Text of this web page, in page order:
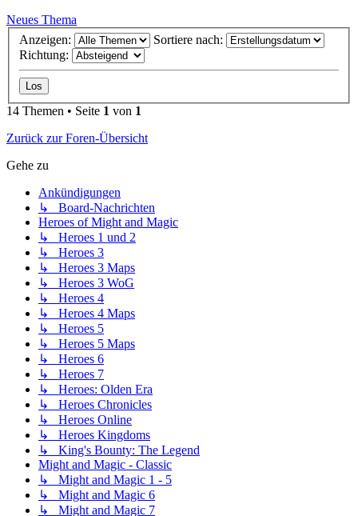
Neues Thema
Anzeigen:
Sortiere nach:
Richtung:
14 Themen • Seite 1 von 1
Zurück zur Foren-Übersicht
Gehe zu
Ankündigungen
↳ Board-Nachrichten
Heroes of Might and Magic
↳ Heroes 1 und 2
↳ Heroes 3
↳ Heroes 3 Maps
↳ Heroes 3 WoG
↳ Heroes 4
↳ Heroes 4 Maps
↳ Heroes 5
↳ Heroes 5 Maps
↳ Heroes 6
↳ Heroes 7
↳ Heroes: Olden Era
↳ Heroes Chronicles
↳ Heroes Online
↳ Heroes Kingdoms
↳ King's Bounty: The Legend
Might and Magic - Classic
↳ Might and Magic 1 - 5
↳ Might and Magic 6
↳ Might and Magic 7